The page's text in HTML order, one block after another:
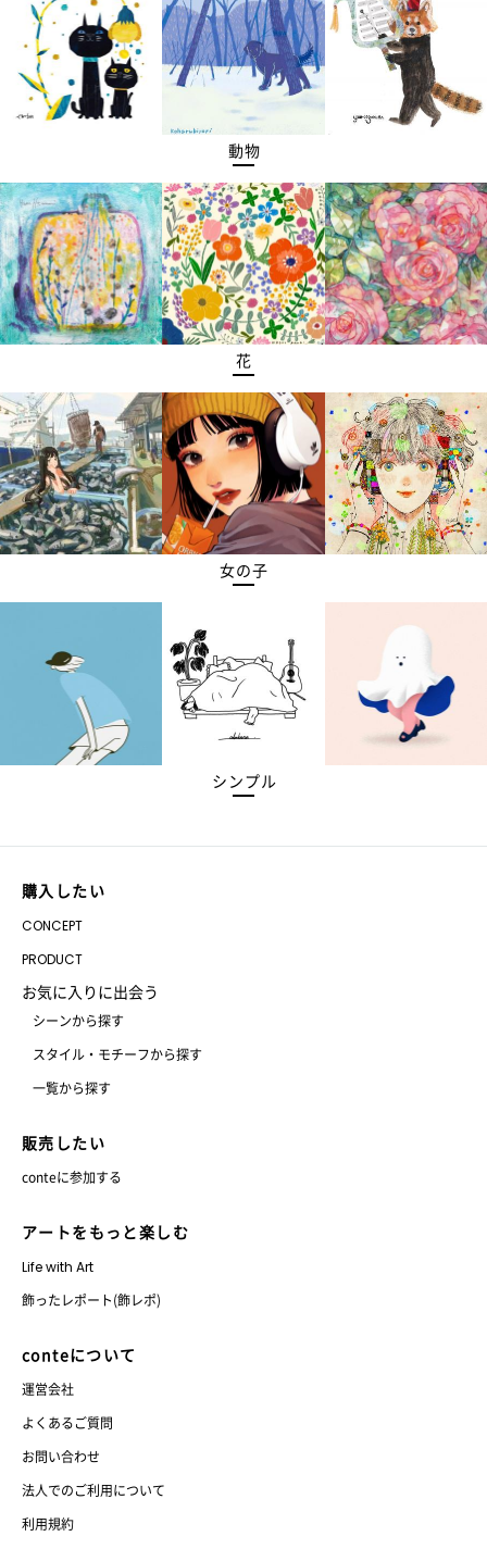
動物
花
女の子
シンプル
購入したい
CONCEPT
PRODUCT
お気に入りに出会う
シーンから探す
スタイル・モチーフから探す
一覧から探す
販売したい
conteに参加する
アートをもっと楽しむ
Life with Art
飾ったレポート(飾レポ)
conteについて
運営会社
よくあるご質問
お問い合わせ
法人でのご利用について
利用規約